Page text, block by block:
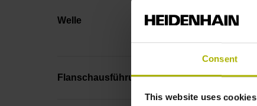
Consent
This website uses cookies
Welle
Flanschausführung